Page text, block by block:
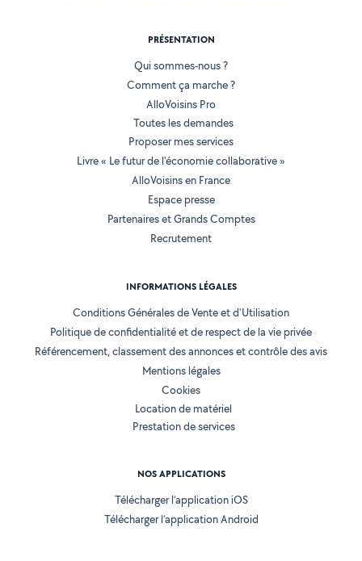
PRÉSENTATION
Qui sommes-nous ?
Comment ça marche ?
AlloVoisins Pro
Toutes les demandes
Proposer mes services
Livre « Le futur de l'économie collaborative »
AlloVoisins en France
Espace presse
Partenaires et Grands Comptes
Recrutement
INFORMATIONS LÉGALES
Conditions Générales de Vente et d'Utilisation
Politique de confidentialité et de respect de la vie privée
Référencement, classement des annonces et contrôle des avis
Mentions légales
Cookies
Location de matériel
Prestation de services
NOS APPLICATIONS
Télécharger l’application iOS
Télécharger l’application Android